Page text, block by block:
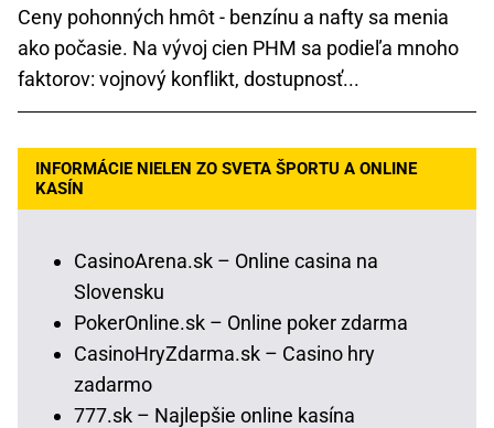
Ceny pohonných hmôt - benzínu a nafty sa menia
ako počasie. Na vývoj cien PHM sa podieľa mnoho
faktorov: vojnový konflikt, dostupnosť...
INFORMÁCIE NIELEN ZO SVETA ŠPORTU A ONLINE
KASÍN
CasinoArena.sk – Online casina na
Slovensku
PokerOnline.sk – Online poker zdarma
CasinoHryZdarma.sk – Casino hry
zadarmo
777.sk – Najlepšie online kasína